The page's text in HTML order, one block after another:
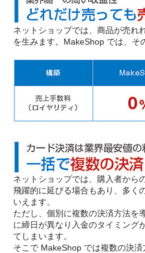
ネットショップでは、商品が売れ
を生みます。MakeShop では、そ
ネットショップでは、購入者から
飛躍的に延びる場合もあり、多く
いえます。
ただし、個別に複数の決済方法を
に締日が異なり入金のタイミング
てしまいます。
そこで MakeShop では複数の決